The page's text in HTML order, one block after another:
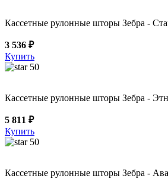
Кассетные рулонные шторы Зебра -
3 536 ₽
Купить
50
Кассетные рулонные шторы Зебра -
5 811 ₽
Купить
50
Кассетные рулонные шторы Зебра -